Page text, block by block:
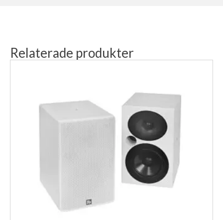
Relaterade produkter